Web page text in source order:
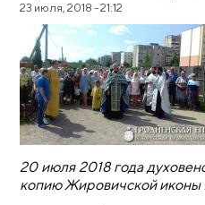
23 июля, 2018 - 21:12
20 июля 2018 года
копию Жировичской